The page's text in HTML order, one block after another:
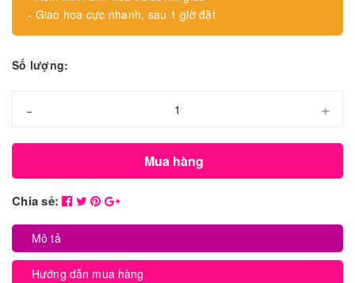
- Giao hoa cực nhanh, sau 1 giờ đặt
Số lượng:
- +
Mua hàng
Chia sẻ:
Mô tả
Hướng dẫn mua hàng